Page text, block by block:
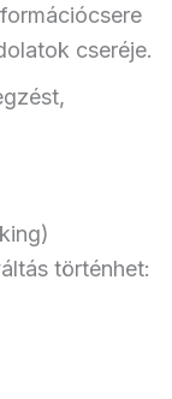
cseréje.
történhet: